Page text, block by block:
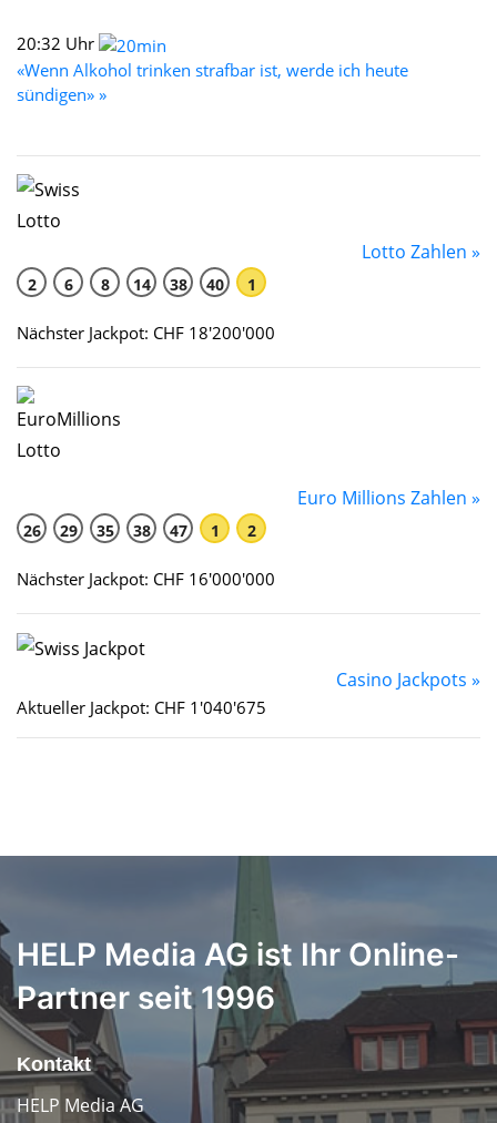
20:32 Uhr
«Wenn Alkohol trinken strafbar ist, werde ich heute
sündigen» »
Lotto Zahlen »
2 6 8 14 38 40 1
Nächster Jackpot: CHF 18'200'000
Euro Millions Zahlen »
26 29 35 38 47 1 2
Nächster Jackpot: CHF 16'000'000
Casino Jackpots »
Aktueller Jackpot: CHF 1'040'675
HELP Media AG ist Ihr Online-
Partner seit 1996
Kontakt
HELP Media AG